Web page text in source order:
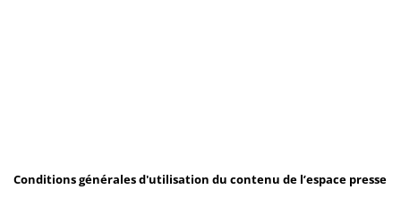
Conditions générales d'utilisation du contenu de l’espace presse